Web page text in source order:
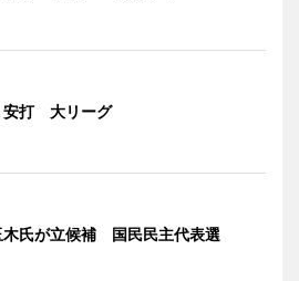
安打 大リーグ
木氏が立候補 国民民主代表選